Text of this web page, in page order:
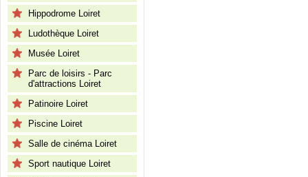
Hippodrome Loiret
Ludothèque Loiret
Musée Loiret
Parc de loisirs - Parc
d'attractions Loiret
Patinoire Loiret
Piscine Loiret
Salle de cinéma Loiret
Sport nautique Loiret